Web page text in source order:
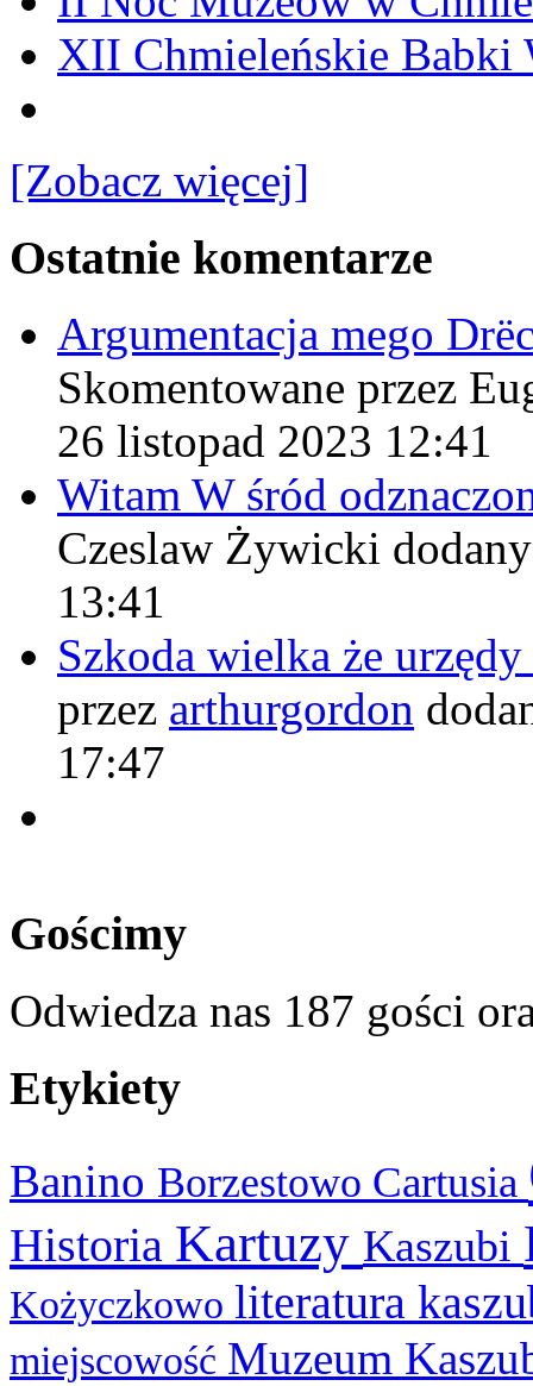
XII Chmieleńskie Babki
[Zobacz więcej]
Ostatnie komentarze
Argumentacja mego
Skomentowane przez
26 listopad 2023 12:41
Witam W śród
Czeslaw Żywicki
13:41
Szkoda wielka że
przez arthurgordon
17:47
Gościmy
Odwiedza nas 187 gości
Etykiety
Banino Borzestowo Cartusia
Historia Kartuzy Kaszubi
Kożyczkowo literatura
miejscowość Muzeum